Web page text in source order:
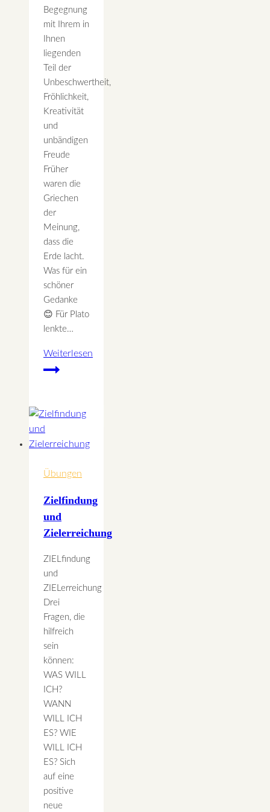
Begegnung
mit Ihrem in
Ihnen
liegenden
Teil der
Unbeschwertheit,
Fröhlichkeit,
Kreativität
und
unbändigen
Freude
Früher
waren die
Griechen
der
Meinung,
dass die
Erde lacht.
Was für ein
schöner
Gedanke
😊 Für Plato
lenkte…
Weiterlesen
Lachen
Kinesiologie
wieder
mehr
Übungen
Zielfindung
und
Zielerreichung
ZIELfindung
und
ZIELerreichung
Drei
Fragen, die
hilfreich
sein
können:
WAS WILL
ICH?
WANN
WILL ICH
ES? WIE
WILL ICH
ES? Sich
auf eine
positive
neue